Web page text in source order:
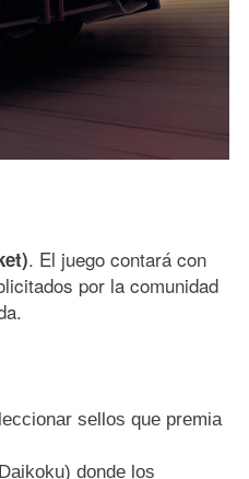
. El juego contará con
por la comunidad
sellos que premia
donde los